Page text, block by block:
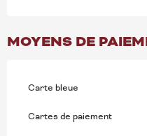
MOYENS DE
Carte bleue
Cartes de paiement